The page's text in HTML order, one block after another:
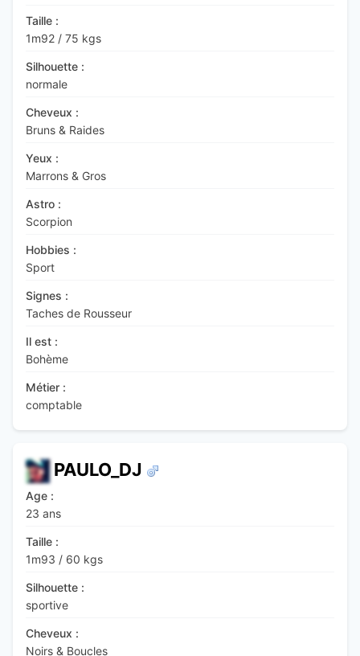
Taille :
1m92 / 75 kgs
Silhouette :
normale
Cheveux :
Bruns & Raides
Yeux :
Marrons & Gros
Astro :
Scorpion
Hobbies :
Sport
Signes :
Taches de Rousseur
Il est :
Bohème
Métier :
comptable
PAULO_DJ
Age :
23 ans
Taille :
1m93 / 60 kgs
Silhouette :
sportive
Cheveux :
Noirs & Boucles